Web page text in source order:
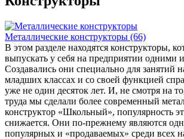
Металлические конструкторы (66)
В этом разделе находятся конструкторы,
выпускать у себя на предприятии одними
Создавались они специально для занятий
младших классах и со своей функцией
уже не один десяток лет. И, не смотря на
труда мы сделали более современный
конструктор «Школьный», популярность
снижается. Они по-прежнему являются
популярных и «продаваемых» среди всех